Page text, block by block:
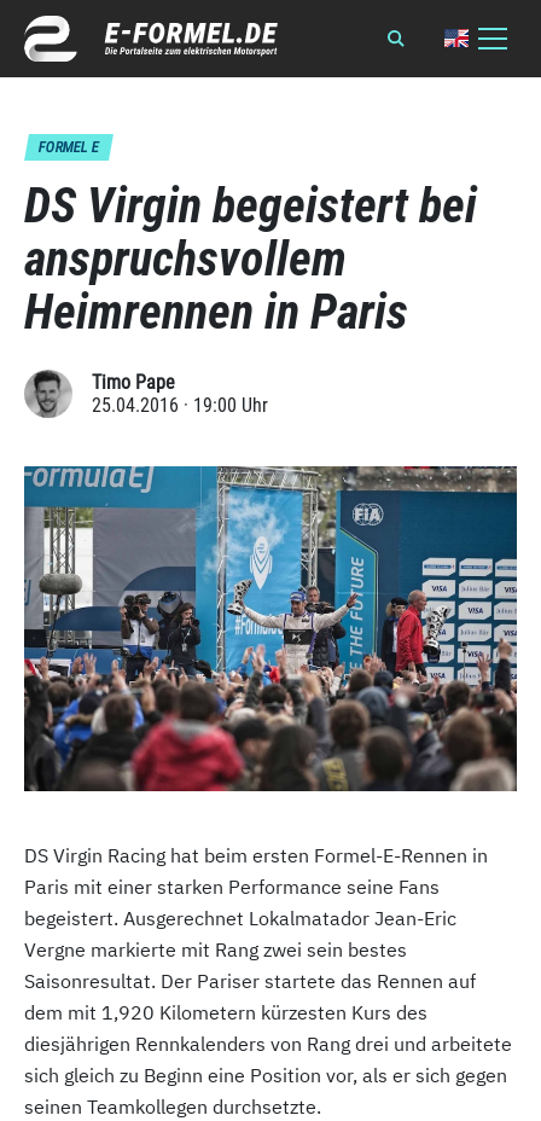
FORMEL E
DS Virgin begeistert bei
anspruchsvollem
Heimrennen in Paris
Timo Pape
25.04.2016 · 19:00 Uhr
DS Virgin Racing hat beim ersten Formel-E-Rennen in
Paris mit einer starken Performance seine Fans
begeistert. Ausgerechnet Lokalmatador Jean-Eric
Vergne markierte mit Rang zwei sein bestes
Saisonresultat. Der Pariser startete das Rennen auf
dem mit 1,920 Kilometern kürzesten Kurs des
diesjährigen Rennkalenders von Rang drei und arbeitete
sich gleich zu Beginn eine Position vor, als er sich gegen
seinen Teamkollegen durchsetzte.